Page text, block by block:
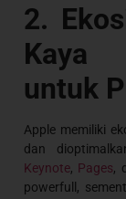
2.
Kaya
untuk
Apple memiliki
dan
Keynote, Pages,
powerfull,